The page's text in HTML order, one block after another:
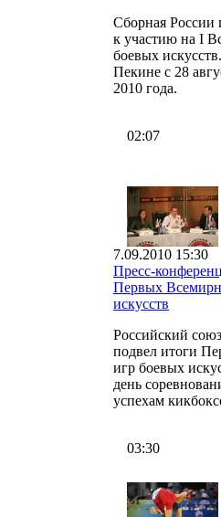
Сборная России
к участию на I
боевых
Пекине с 28
2010 года.
02:07
7.09.2010 15:30
Пресс-
Первых
искусств
Российский
подвел итоги
игр боевых
день
успехам
03:30